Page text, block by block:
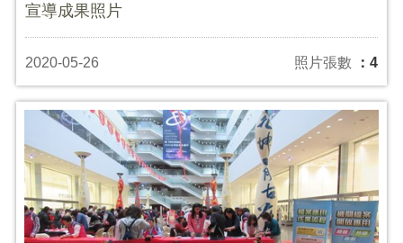
宣導成果照片
2020-05-26 照片張數 ：4